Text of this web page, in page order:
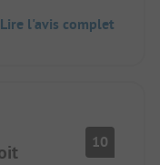
Lire l'avis complet
10